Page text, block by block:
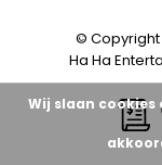
© Copyright
Ha Ha
Wij slaan cookies